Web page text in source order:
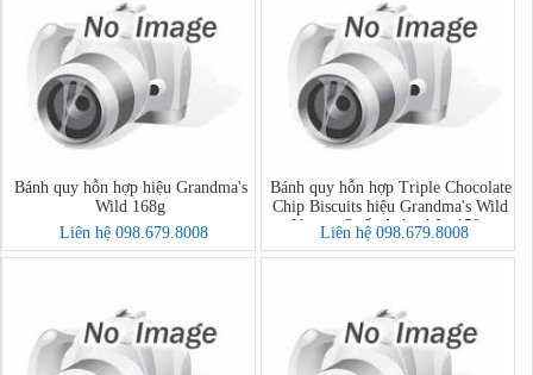
Bánh quy hỗn hợp hiệu Grandma's
Wild 168g
Liên hệ 098.679.8008
Bánh quy hỗn hợp Triple Chocolate
Chip Biscuits hiệu Grandma's Wild
Vương Quốc Anh - hộp 150g
Liên hệ 098.679.8008